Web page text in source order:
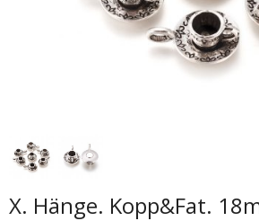
X. Hänge. Kopp&Fat.